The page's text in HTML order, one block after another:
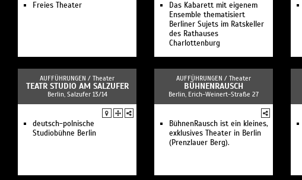
Freies Theater
Das Kabarett mit eigenem
Ensemble thematisiert
Berliner Sujets im Ratskeller
des Rathauses
Charlottenburg
AUFFÜHRUNGEN / Theater
TEATR STUDIO AM SALZUFER
Berlin, Salzufer 13/14
deutsch-polnische
Studiobühne Berlin
AUFFÜHRUNGEN / Theater
BÜHNENRAUSCH
Berlin, Erich-Weinert-Straße 27
BühnenRausch ist ein kleines,
exklusives Theater in Berlin
(Prenzlauer Berg).